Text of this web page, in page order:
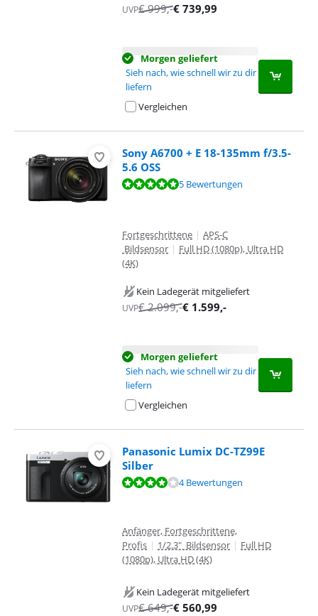
UVP€999,-€ 739,99
Morgen geliefert
Sieh nach, wie schnell wir zu dir
liefern
Vergleichen
Sony A6700 + E 18-135mm f/3.5-
5.6 OSS
Bewertet mit 9,7 von 10, basierend auf 5 Bewertungen.
5 Bewertungen
Fortgeschrittene | APS-C
Bildsensor | Full HD (1080p), Ultra HD
(4K)
Kein Ladegerät mitgeliefert
UVP€2.099,-€ 1.599,-
Morgen geliefert
Sieh nach, wie schnell wir zu dir
liefern
Vergleichen
Panasonic Lumix DC-TZ99E
Silber
Bewertet mit 8,0 von 10, basierend auf 4 Bewertungen.
4 Bewertungen
Anfänger, Fortgeschrittene,
Profis | 1/2.3" Bildsensor | Full HD
(1080p), Ultra HD (4K)
Kein Ladegerät mitgeliefert
UVP€649,-€ 560,99